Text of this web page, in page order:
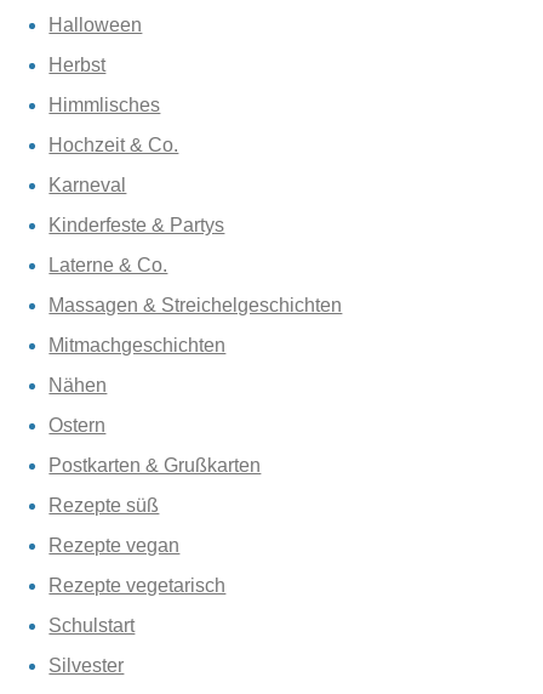
Halloween
Herbst
Himmlisches
Hochzeit & Co.
Karneval
Kinderfeste & Partys
Laterne & Co.
Massagen & Streichelgeschichten
Mitmachgeschichten
Nähen
Ostern
Postkarten & Grußkarten
Rezepte süß
Rezepte vegan
Rezepte vegetarisch
Schulstart
Silvester